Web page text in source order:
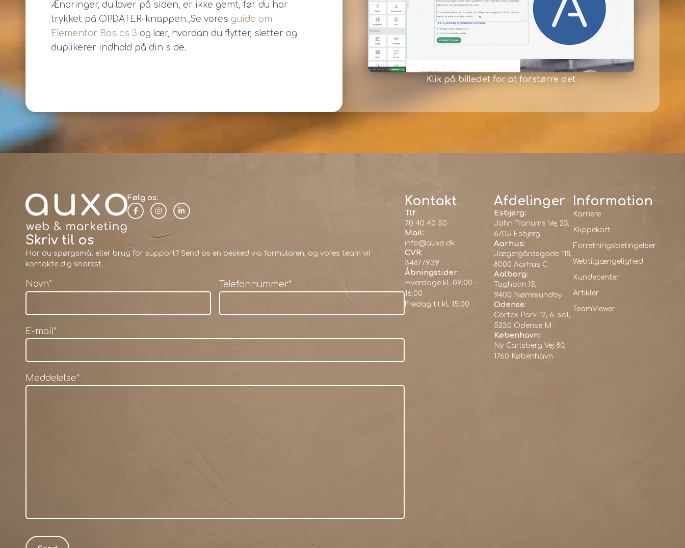
Ændringer, du laver på siden, er ikke gemt, før du har
trykket på OPDATER-knappen.,Se vores guide om
Elementor Basics 3 og lær, hvordan du flytter, sletter og
duplikerer indhold på din side.
Klik på billedet for at forstørre det
Følg os:
Skriv til os
Har du spørgsmål eller brug for support? Send os en besked via formularen, og vores team vil
kontakte dig snarest.
Navn* Telefonnummer*
E-mail*
Meddelelse*
Kontakt
Tlf:
70 40 40 50
Mail:
info@auxo.dk
CVR:
34877939
Åbningstider:
Hverdage kl. 09:00 -
16:00
Fredag til kl. 15:00
Afdelinger
Esbjerg:
John Tranums Vej 23,
6705 Esbjerg
Aarhus:
Jægergårdsgade 118,
8000 Aarhus C
Aalborg:
Tagholm 15,
9400 Nørresundby
Odense:
Cortex Park 12, 6. sal,
5230 Odense M
København:
Ny Carlsberg Vej 80,
1760 København
Information
Karriere
Klippekort
Forretningsbetingelser
Webtilgængelighed
Kundecenter
Artikler
TeamViewer